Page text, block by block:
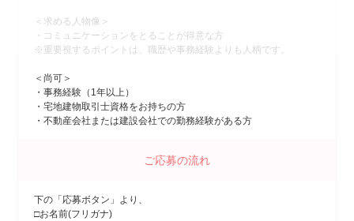
＜求める人物像＞
・コミュニケーションをとることが得意な方
※重要視するポイントは、職歴や事務経験よりも人柄です。
＜尚可＞
・事務経験（1年以上）
・宅地建物取引士資格をお持ちの方
・不動産会社または建設会社での勤務経験がある方
ご応募の流れ
下の「応募ボタン」より、
□お名前(フリガナ)